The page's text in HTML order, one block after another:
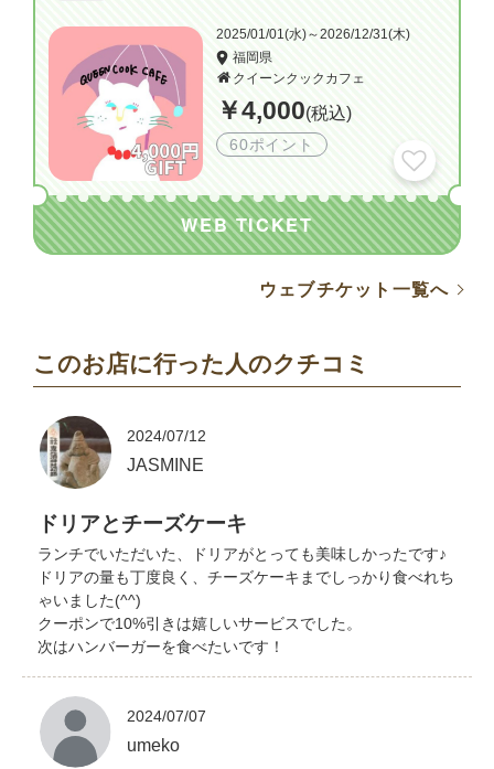
2025/01/01(水)～2026/12/31(木)
福岡県
クイーンクックカフェ
￥4,000(税込)
60ポイント
WEB TICKET
ウェブチケット一覧へ
このお店に行った人のクチコミ
2024/07/12
JASMINE
ドリアとチーズケーキ
ランチでいただいた、ドリアがとっても美味しかったです♪
ドリアの量も丁度良く、チーズケーキまでしっかり食べれち
ゃいました(^^)
クーポンで10%引きは嬉しいサービスでした。
次はハンバーガーを食べたいです！
2024/07/07
umeko